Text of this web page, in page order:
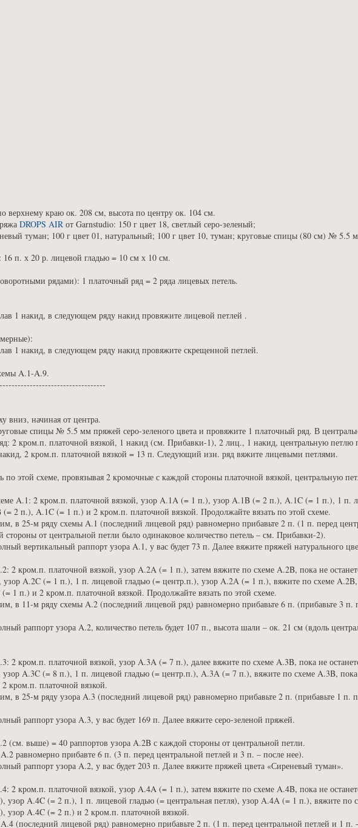
верхнему краю ок. 208 см, высота по центру ок. 104 см.
DROPS AIR от Garnstudio: 150 г цвет 18, светлый серо-зеленый;
туман; 100 г цвет 01, натуральный; 100 г цвет 10, туман; круговые спицы (80 см) № 5.5
16 п. х 20 р. лицевой гладью = 10 см х 10 см.
рядами): 1 платочный ряд = 2 ряда лицевых петель.
1 накид, в следующем ряду накид провяжите лицевой петлей .
1 накид, в следующем ряду накид провяжите скрещенной петлей.
A.1-A.9.
вниз, начиная от центра.
спицы № 5.5 мм пряжей серо-зеленого цвета и провяжите 1 платочный ряд. В
2 кром.п. платочной вязкой, 1 накид (см. Прибавки-1), 2 лиц., 1 накид, центральную петлю
2 кром.п. платочной вязкой = 13 п. Следующий изн. ряд вяжите лицевыми петлями.
по этой схеме, провязывая 2 кромочные с каждой стороны платочной вязкой, центральную
A.1: 2 кром.п. платочной вязкой, узор A.1A (= 1 п.), узор A.1B (= 2 п.), A.1C (= 1 п.), 1 п.
2 п.), A.1C (= 1 п.) и 2 кром.п. платочной вязкой. Продолжайте вязать по этой схеме.
в 25-м ряду схемы A.1 (последний лицевой ряд) равномерно прибавьте 2 п. (1 п. перед
стороны от центральной петли было одинаковое количество петель – см. Прибавки-2).
вертикальный раппорт узора A.1, у вас будет 73 п. Далее вяжите пряжей натурального
2 кром.п. платочной вязкой, узор A.2A (= 1 п.), затем вяжите по схеме A.2B, пока не
A.2C (= 1 п.), 1 п. лицевой гладью (= центр.п.), узор A.2A (= 1 п.), вяжите по схеме A.2B,
1 п.) и 2 кром.п. платочной вязкой. Продолжайте вязать по этой схеме.
в 11-м ряду схемы A.2 (последний лицевой ряд) равномерно прибавьте 6 п. (прибавьте 3 п.
раппорт узора A.2, количество петель будет 107 п., высота шали – ок. 21 см (вдоль
2 кром.п. платочной вязкой, узор A.3A (= 7 п.), далее вяжите по схеме A.3B, пока не
узор A.3C (= 8 п.), 1 п. лицевой гладью (= центр.п.), A.3A (= 7 п.), вяжите по схеме A.3B, пока
кром.п. платочной вязкой.
в 25-м ряду узора A.3 (последний лицевой ряд) равномерно прибавьте 2 п. (прибавьте 1 п.
раппорт узора A.3, у вас будет 169 п. Далее вяжите серо-зеленой пряжей.
(см. выше) = 40 раппортов узора A.2B с каждой стороны от центральной петли.
равномерно прибавте 6 п. (3 п. перед центральной петлей и 3 п. – после нее).
раппорт узора A.2, у вас будет 203 п. Далее вяжите пряжей цвета «Сиреневый туман».
2 кром.п. платочной вязкой, узор A.4A (= 1 п.), затем вяжите по схеме A.4B, пока не
узор A.4C (= 2 п.), 1 п. лицевой гладью (= центральная петля), узор A.4A (= 1 п.), вяжите по
узор A.4C (= 2 п.) и 2 кром.п. платочной вязкой.
(последний лицевой ряд) равномерно прибавьте 2 п. (1 п. перед центральной петлей и 1 п.